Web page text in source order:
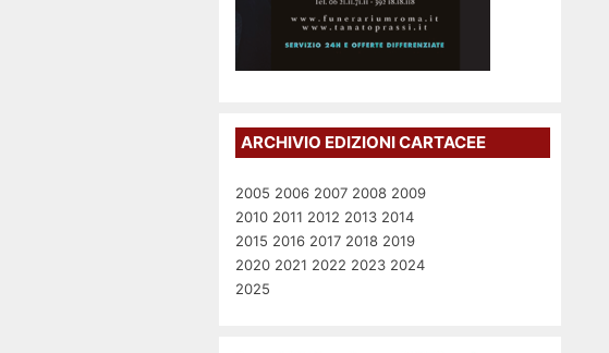
ARCHIVIO EDIZIONI CARTACEE
2005 2006 2007 2008 2009
2010 2011 2012 2013 2014
2015 2016 2017 2018 2019
2020 2021 2022 2023 2024
2025